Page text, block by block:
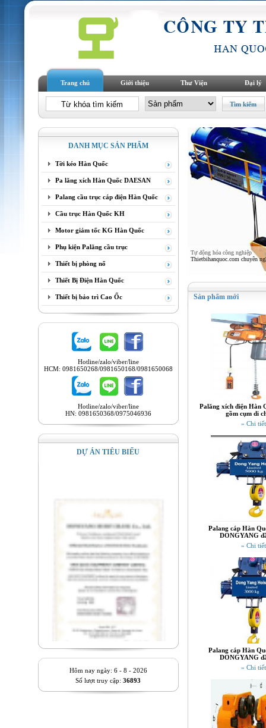
Trang chủ Giới thiệu Thư Viện Đại lý
DANH MỤC SẢN PHẨM
Tời kéo Hàn Quốc
Pa lăng xích Hàn Quốc DAESAN
Palang cầu trục cáp điện Hàn Quốc
Cầu trục Hàn Quốc KH
Motor giảm tốc KG Hàn Quốc
Phụ kiện Palăng cầu trục
Thiết bị phòng nổ
Thiết Bị Điện Hàn Quốc
Thiết bị bảo trì Cao Ốc
Hotline/zalo/viber/line
HCM: 0981650268/0981650168/0981650068
Hotline/zalo/viber/line
HN: 0981650368/0975046936
DỰ ÁN TIÊU BIỂU
Hôm nay ngày: 6 - 8 - 2026
Số lượt truy cập:36893
Tự động hóa công nghiệp
Thietbihanquoc.com chuyên
Sản phẩm mới
Palăng xích điện Hàn
gồm cụm di
» Chi tiết
Palang cáp Hàn
DONGYANG
» Chi tiết
Palang cáp Hàn
DONGYANG
» Chi tiết